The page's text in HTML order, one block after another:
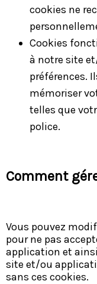
cookies ne
Cookies
à notre site
préférences.
mémoriser
telles que
police.
Comment
Vous pouvez
pour ne pas
application et
site et/ou
sans ces cookies.